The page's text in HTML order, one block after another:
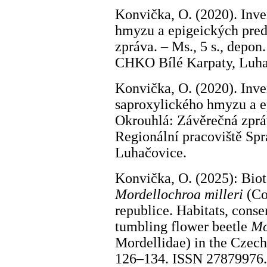
Konvička, O. (2020).
hmyzu a epigeických
zpráva. – Ms., 5 s.,
CHKO Bílé Karpaty,
Konvička, O. (2020).
saproxylického hmyzu a
Okrouhlá: Závěrečná
Regionální pracoviště
Luhačovice.
Konvička, O. (2025):
Mordellochroa milleri
republice. Habitats,
tumbling flower beetle
Mordellidae) in the
126–134. ISSN 27879976.